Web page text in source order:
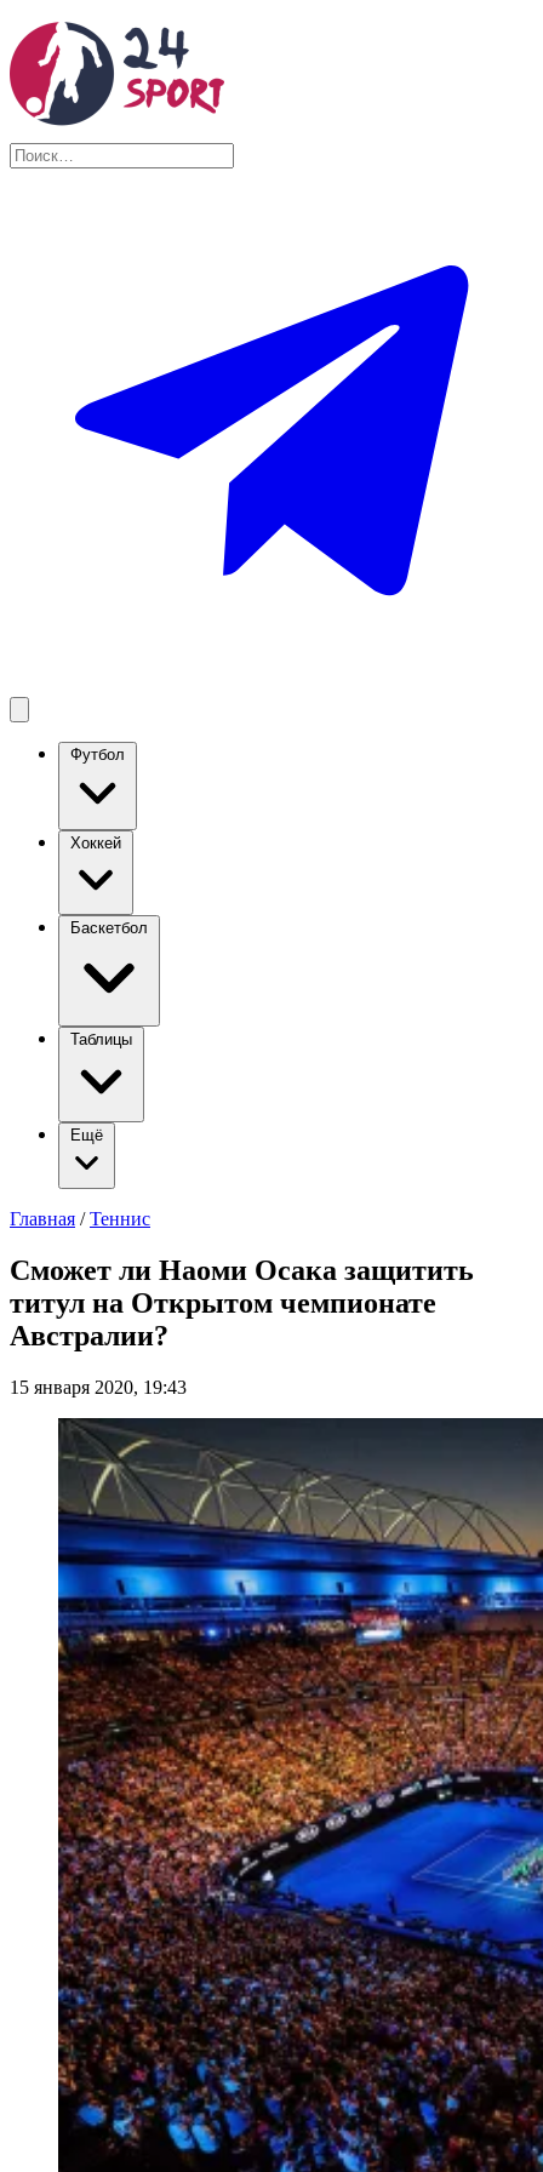
Футбол
Хоккей
Баскетбол
Таблицы
Ещё
Главная / Теннис
Сможет ли Наоми Осака защитить
титул на Открытом чемпионате
Австралии?
15 января 2020, 19:43